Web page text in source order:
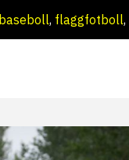
baseboll, flaggfotboll,